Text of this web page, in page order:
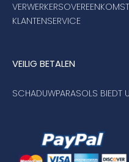
VERWERKERSOVEREENKOMST
KLANTENSERVICE
VEILIG BETALEN
SCHADUWPARASOLS BIEDT